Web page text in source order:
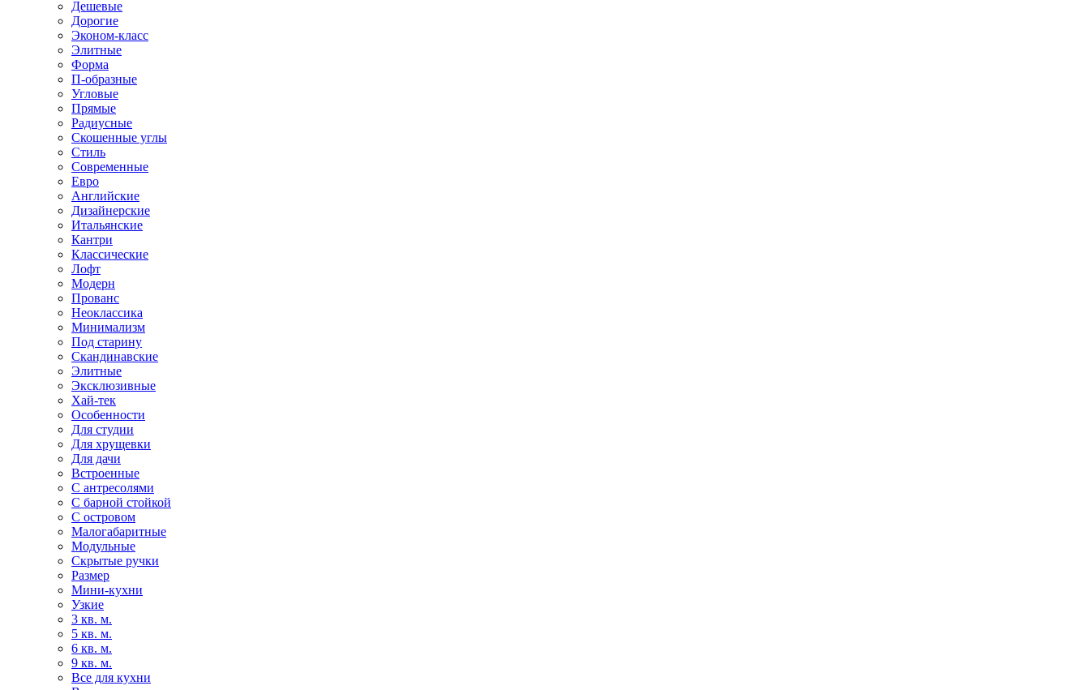
Дешевые
Дорогие
Эконом-класс
Элитные
Форма
П-образные
Угловые
Прямые
Радиусные
Скошенные углы
Стиль
Современные
Евро
Английские
Дизайнерские
Итальянские
Кантри
Классические
Лофт
Модерн
Прованс
Неоклассика
Минимализм
Под старину
Скандинавские
Элитные
Эксклюзивные
Хай-тек
Особенности
Для студии
Для хрущевки
Для дачи
Встроенные
С антресолями
С барной стойкой
С островом
Малогабаритные
Модульные
Скрытые ручки
Размер
Мини-кухни
Узкие
3 кв. м.
5 кв. м.
6 кв. м.
9 кв. м.
Все для кухни